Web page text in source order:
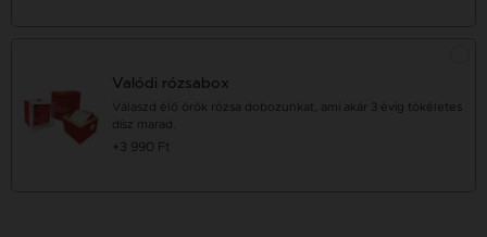
Valódi rózsabox
Válaszd élő örök rózsa dobozunkat, ami akár 3 évig tökéletes
dísz marad.
+3 990 Ft